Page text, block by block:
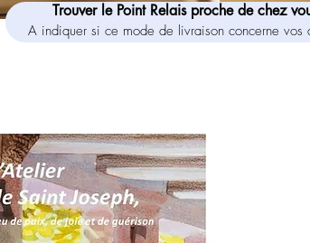
Trouver le Point Relais proche de chez
A indiquer si ce mode de livraison concerne vos